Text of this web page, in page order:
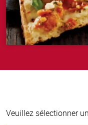
Veuillez sélectionner